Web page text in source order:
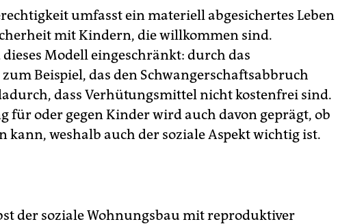
umfasst ein materiell abgesichertes Leben
mit Kindern, die willkommen sind.
Modell eingeschränkt: durch das
Beispiel, das den Schwangerschaftsabbruch
dass Verhütungsmittel nicht kostenfrei sind.
für oder gegen Kinder wird auch davon geprägt, ob
kann, weshalb auch der soziale Aspekt wichtig ist.
der soziale Wohnungsbau mit reproduktiver